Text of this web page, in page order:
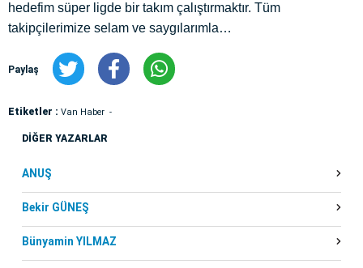
hedefim süper ligde bir takım çalıştırmaktır. Tüm
takipçilerimize selam ve saygılarımla…
Paylaş
Etiketler : Van Haber
DİĞER YAZARLAR
ANUŞ
Bekir GÜNEŞ
Bünyamin YILMAZ